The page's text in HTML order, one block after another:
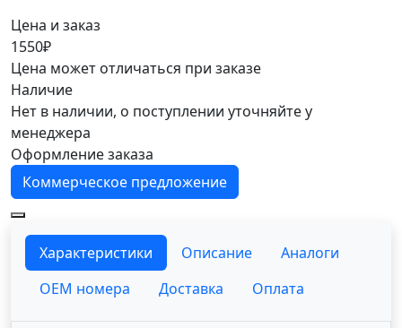
Цена и заказ
1550₽
Цена может отличаться при заказе
Наличие
Нет в наличии, о поступлении уточняйте у
менеджера
Оформление заказа
Коммерческое предложение
Характеристики Описание
Аналоги
OEM номера
Доставка Оплата